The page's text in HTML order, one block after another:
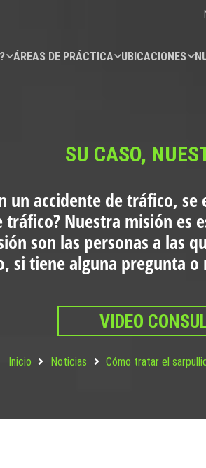
ÁREAS DE PRÁCTICA UBICACIONES
SU CASO,
un accidente de tráfico,
tráfico?Nuestra misión es
son las personas a las
si tiene alguna pregunta
VIDEO
Inicio Noticias Cómo tratar el